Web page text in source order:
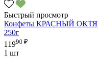
Быстрый просмотр
Конфеты КРАСНЫЙ
250г
11990 ₽
1 шт